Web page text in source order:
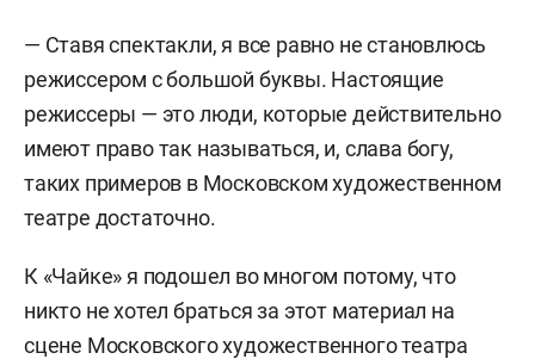
— Ставя спектакли, я все равно не становлюсь
режиссером с большой буквы. Настоящие
режиссеры — это люди, которые действительно
имеют право так называться, и, слава богу,
таких примеров в Московском художественном
театре достаточно.
К «Чайке» я подошел во многом потому, что
никто не хотел браться за этот материал на
сцене Московского художественного театра